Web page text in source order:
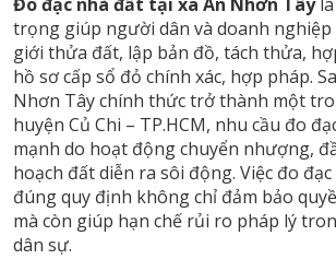
trọng giúp người dân và doanh nghiệp
giới thửa đất, lập bản đồ, tách thửa,
hồ sơ cấp sổ đỏ chính xác, hợp pháp.
Nhơn Tây chính thức trở thành một
huyện Củ Chi – TP.HCM, nhu cầu đo
mạnh do hoạt động chuyển nhượng,
hoạch đất diễn ra sôi động. Việc đo
đúng quy định không chỉ đảm bảo
mà còn giúp hạn chế rủi ro pháp lý
dân sự.